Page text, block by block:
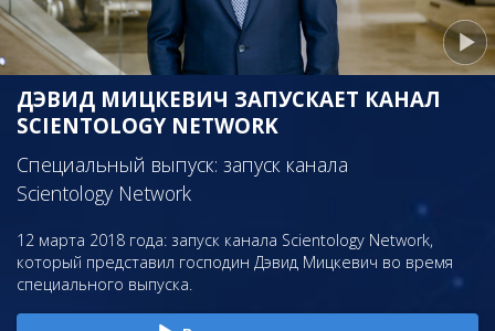
ДЭВИД МИЦКЕВИЧ ЗАПУСКАЕТ КАНАЛ
SCIENTOLOGY NETWORK
Специальный выпуск: запуск канала
Scientology Network
12 марта 2018 года: запуск канала Scientology Network,
который представил господин Дэвид Мицкевич во время
специального выпуска.